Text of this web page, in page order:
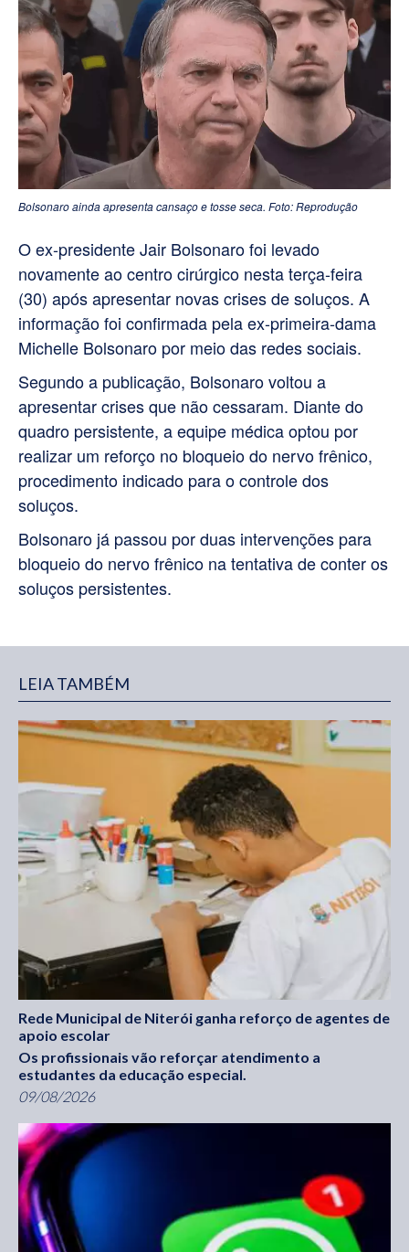
Bolsonaro ainda apresenta cansaço e tosse seca. Foto: Reprodução
O ex-presidente Jair Bolsonaro foi levado
novamente ao centro cirúrgico nesta terça-feira
(30) após apresentar novas crises de soluços. A
informação foi confirmada pela ex-primeira-dama
Michelle Bolsonaro por meio das redes sociais.
Segundo a publicação, Bolsonaro voltou a
apresentar crises que não cessaram. Diante do
quadro persistente, a equipe médica optou por
realizar um reforço no bloqueio do nervo frênico,
procedimento indicado para o controle dos
soluços.
Bolsonaro já passou por duas intervenções para
bloqueio do nervo frênico na tentativa de conter os
soluços persistentes.
LEIA TAMBÉM
Rede Municipal de Niterói ganha reforço de agentes de
apoio escolar
Os profissionais vão reforçar atendimento a
estudantes da educação especial.
09/08/2026